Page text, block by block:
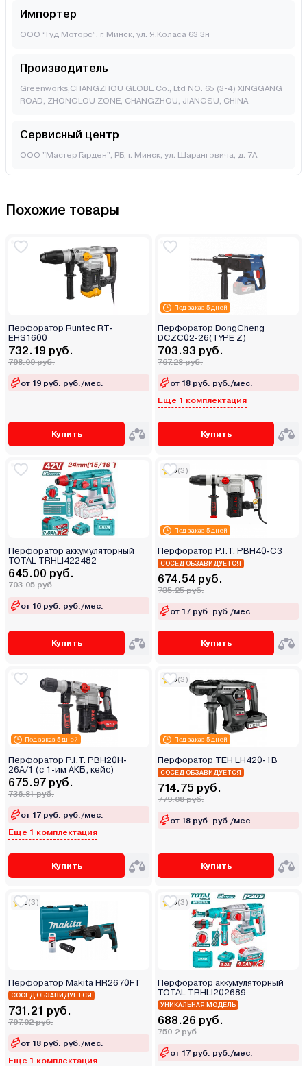
Импортер
ООО “Гуд Моторс”, г. Минск, ул. Я.Коласа 63 3н
Производитель
Greenworks,CHANGZHOU GLOBE Co., Ltd NO. 65 (3-4) XINGGANG
ROAD, ZHONGLOU ZONE, CHANGZHOU, JIANGSU, CHINA
Сервисный центр
ООО "Мастер Гарден", РБ, г. Минск, ул. Шаранговича, д. 7А
Похожие товары
Перфоратор Runtec RT-
EHS1600
732.19 руб.
798.09 руб.
от 19 руб. руб./мес.
Купить
Под заказ 5 дней
Перфоратор DongCheng
DCZC02-26(TYPE Z)
703.93 руб.
767.28 руб.
от 18 руб. руб./мес.
Еще 1 комплектация
Купить
Перфоратор аккумуляторный
TOTAL TRHLI422482
645.00 руб.
703.05 руб.
от 16 руб. руб./мес.
Купить
Под заказ 5 дней
5(3)
Перфоратор P.I.T. PBH40-C3
СОСЕД ОБЗАВИДУЕТСЯ
674.54 руб.
735.25 руб.
от 17 руб. руб./мес.
Купить
Под заказ 5 дней
Перфоратор P.I.T. PBH20H-
26A/1 (с 1-им АКБ, кейс)
675.97 руб.
736.81 руб.
от 17 руб. руб./мес.
Еще 1 комплектация
Купить
Под заказ 5 дней
5(3)
Перфоратор TEH LH420-1B
СОСЕД ОБЗАВИДУЕТСЯ
714.75 руб.
779.08 руб.
от 18 руб. руб./мес.
Купить
5(3)
Перфоратор Makita HR2670FT
СОСЕД ОБЗАВИДУЕТСЯ
731.21 руб.
797.02 руб.
от 18 руб. руб./мес.
Еще 1 комплектация
5(3)
Перфоратор аккумуляторный
TOTAL TRHLI202689
УНИКАЛЬНАЯ МОДЕЛЬ
688.26 руб.
750.2 руб.
от 17 руб. руб./мес.